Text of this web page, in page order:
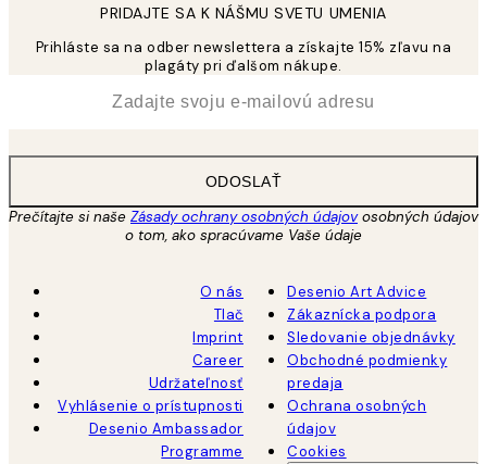
PRIDAJTE SA K NÁŠMU SVETU UMENIA
Prihláste sa na odber newslettera a získajte 15% zľavu na
plagáty pri ďalšom nákupe.
ODOSLAŤ
Prečítajte si naše Zásady ochrany osobných údajovosobných údajov
o tom, ako spracúvame Vaše údaje
O nás
Tlač
Imprint
Career
Udržateľnosť
Vyhlásenie o prístupnosti
Desenio Ambassador
Programme
Desenio Art Advice
Zákaznícka podpora
Sledovanie objednávky
Obchodné podmienky
predaja
Ochrana osobných
údajov
Cookies